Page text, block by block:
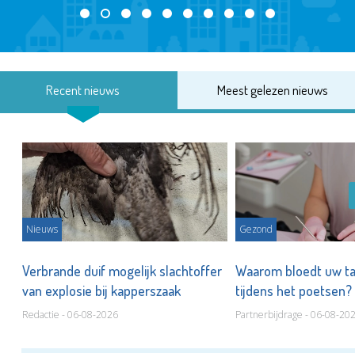
Recent nieuws Meest gelezen nieuws
Nieuws
Verbrande duif mogelijk slachtoffer
van explosie bij kapperszaak
Redactie - 06-08-2026
Gezond
Waarom bloedt uw
tijdens het poetsen?
Partnerbijdrage - 06-08-